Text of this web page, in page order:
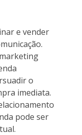
e vender
o
imediata.
pode ser